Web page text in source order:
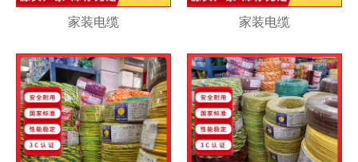
家装电缆 家装电缆